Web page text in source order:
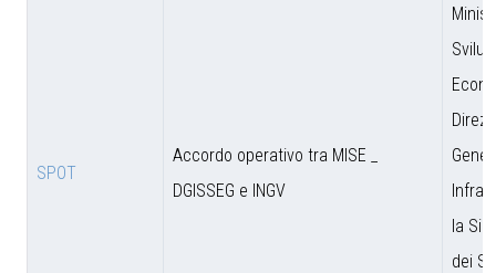
SPOT
Accordo operativo tra MISE _
DGISSEG e INGV
la
dei